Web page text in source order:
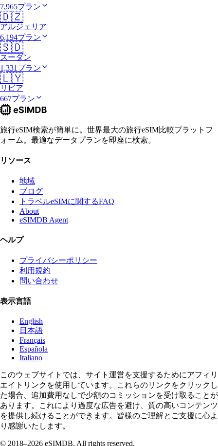
7,965プラン
🇩🇿
アルジェリア
6,194プラン
🇸🇩
スーダン
1,331プラン
🇱🇾
リビア
667プラン
旅行eSIM検索が簡単に。世界最大の旅行eSIM比較プラットフ
ォーム。最適なデータプランを即座に検索。
リソース
地域
ブログ
トラベルeSIMに関するFAQ
About
eSIMDB Agent
ヘルプ
プライバシーポリシー
利用規約
問い合わせ
表示言語
English
日本語
Français
Española
Italiano
このウェブサイトでは、サイト運営を支援するためにアフィリ
エイトリンクを使用しています。これらのリンクをクリックし
た場合、追加費用なしで少額のコミッションを受け取ることが
あります。これにより過度な広告を避け、質の高いコンテンツ
を提供し続けることができます。皆様のご理解とご支援に心よ
り感謝いたします。
© 2018–2026 eSIMDB. All rights reserved.